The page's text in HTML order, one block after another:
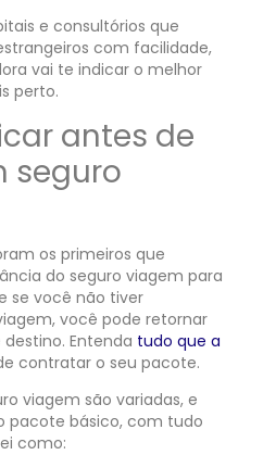
e consultórios que
com facilidade,
vai te indicar o melhor
perto.
antes de
seguro
os primeiros que
do seguro viagem para
se você não tiver
você pode retornar
Entenda tudo que a
contratar o seu pacote.
viagem são variadas, e
pacote básico, com tudo
como: